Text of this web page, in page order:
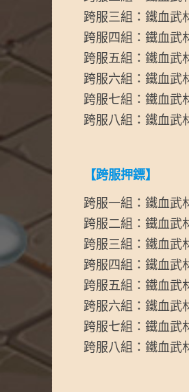
跨服三組：鐵血武
跨服四組：鐵血武
跨服五組：鐵血武
跨服六組：鐵血武
跨服七組：鐵血武
跨服八組：鐵血武
【跨服押鏢】
跨服一組：鐵血武
跨服二組：鐵血武
跨服三組：鐵血武
跨服四組：鐵血武
跨服五組：鐵血武
跨服六組：鐵血武
跨服七組：鐵血武
跨服八組：鐵血武